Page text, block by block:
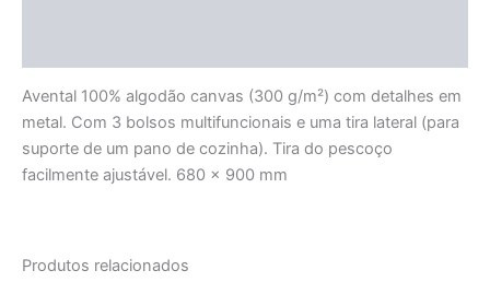
Avental 100% algodão canvas (300 g/m²) com detalhes em
metal. Com 3 bolsos multifuncionais e uma tira lateral (para
suporte de um pano de cozinha). Tira do pescoço
facilmente ajustável. 680 x 900 mm
Produtos relacionados